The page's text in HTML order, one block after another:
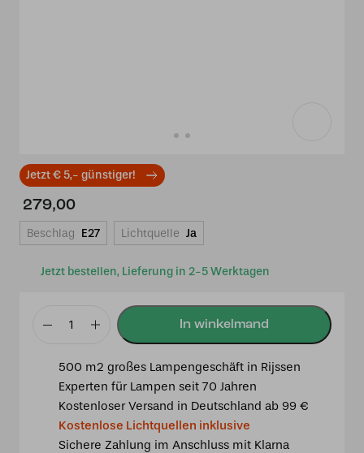
Jetzt € 5,- günstiger!
Jetzt bestellen, Lieferung in 2-5 Werktagen
279,00
Beschlag E27 Lichtquelle Ja
Tiffany
Arata
Green
Menge
500 m2 großes Lampengeschäft in Rijssen
Experten für Lampen seit 70 Jahren
Kostenloser Versand in Deutschland ab 99 €
Kostenlose Lichtquellen inklusive
Sichere Zahlung im Anschluss mit Klarna